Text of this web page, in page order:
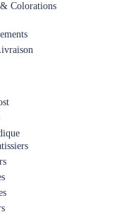
Colorations